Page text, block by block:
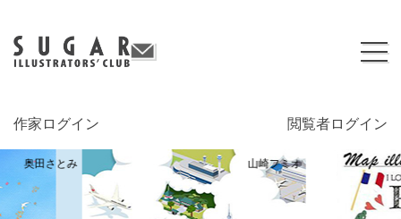
作家ログイン 閲覧者ログイン
田さとみ 山崎フミオ